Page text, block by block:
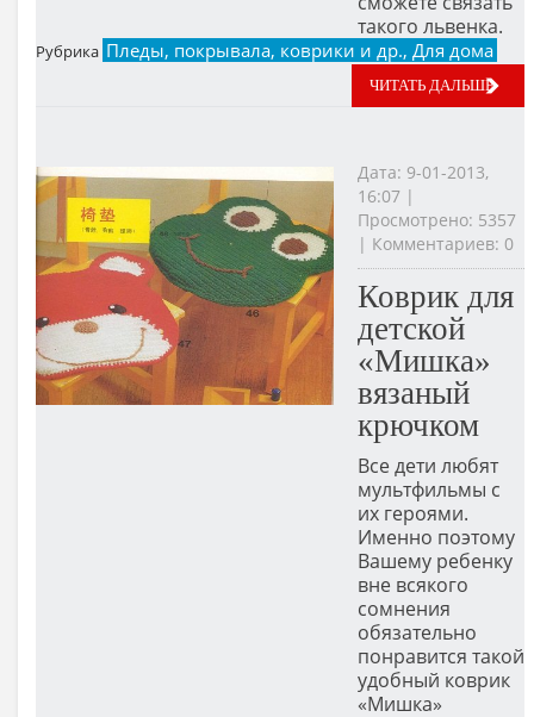
такого львенка.
Рубрика Пледы, покрывала, коврики и др., Для дома
ЧИТАТЬ ДАЛЬШЕ
Дата: 9-01-2013,
16:07 |
Просмотрено: 5357
| Комментариев: 0
Коврик для
детской
«Мишка»
вязаный
крючком
Все дети любят
мультфильмы с
их героями.
Именно поэтому
Вашему ребенку
вне всякого
сомнения
обязательно
понравится такой
удобный коврик
«Мишка»